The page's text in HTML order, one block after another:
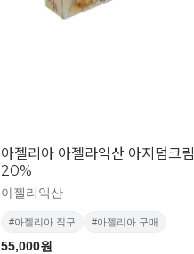
아젤리아 아젤라익산 아지덤크림
20%
아젤리익산
#아젤리아 직구 #아젤리아 구매
55,000원